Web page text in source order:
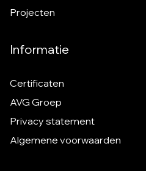
Projecten
Informatie
Certificaten
AVG Groep
Privacy statement
Algemene voorwaarden